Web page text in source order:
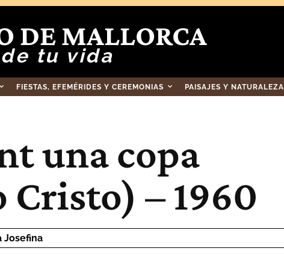
DE MALLORCA
tu vida
FIESTAS, EFEMÉRIDES Y CEREMONIAS PAISAJES Y NATURALEZA
una copa
Cristo) – 1960
Josefina